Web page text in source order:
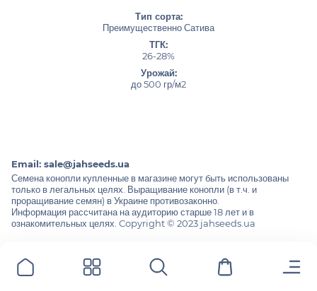
Тип сорта:
Преимущественно Сатива
ТГК:
26-28%
Урожай:
до 500 гр/м2
Email: sale@jahseeds.ua
Семена конопли купленные в магазине могут быть использованы
только в легальных целях. Выращивание конопли (в т.ч. и
проращивание семян) в Украине противозаконно.
Информация рассчитана на аудиторию старше 18 лет и в
ознакомительных целях. Copyright © 2023 jahseeds.ua